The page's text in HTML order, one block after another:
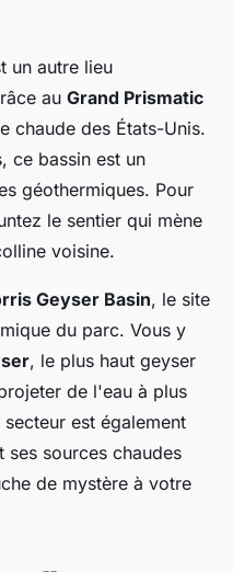
un autre lieu
au Grand Prismatic
chaude des États-Unis.
ce bassin est un
géothermiques. Pour
le sentier qui mène
voisine.
Geyser Basin, le site
du parc. Vous y
, le plus haut geyser
de l'eau à plus
est également
ses sources chaudes
de mystère à votre